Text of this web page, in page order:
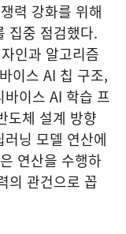
력 강화를 위해
집중 점검했다.
인과 알고리즘
이스 AI 칩 구조,
이스 AI 학습 프
도체 설계 방향
닝 모델 연산에
연산을 수행하
의 관건으로 꼽